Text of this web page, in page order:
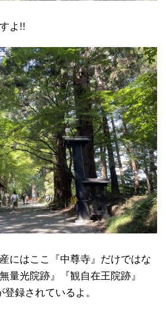
よ!!
にはここ『中尊寺』だけではな
量光院跡』『観自在王院跡』
登録されているよ。